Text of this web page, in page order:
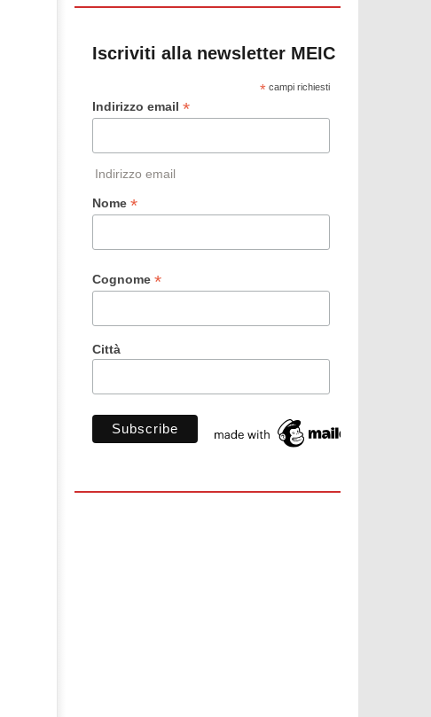
Iscriviti alla newsletter MEIC
* campi richiesti
Indirizzo email *
Indirizzo email
Nome *
Cognome *
Città